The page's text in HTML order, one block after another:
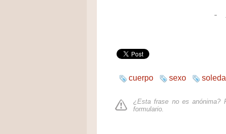
-
cuerpo sexo
¿Esta frase no es anónima?
formulario